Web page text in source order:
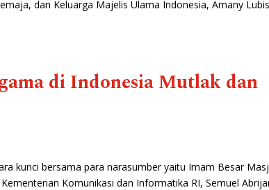
dan Keluarga Majelis Ulama Indonesia, Amany
di Indonesia Mutlak dan
kunci bersama para narasumber yaitu Imam Besar
Komunikasi dan Informatika RI, Semuel